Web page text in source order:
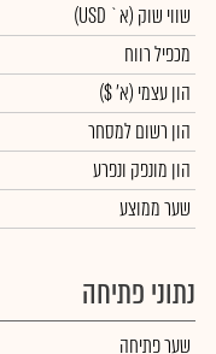
שווי שוק (א` USD)
מכפיל רווח
הון עצמי (א' $)
הון רשום למסחר
הון מונפק ונפרע
שער ממוצע
נתוני פתיחה
שער פתיחה